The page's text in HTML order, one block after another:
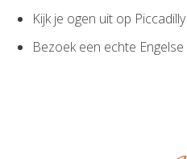
Kijk je ogen uit op
Bezoek een echte